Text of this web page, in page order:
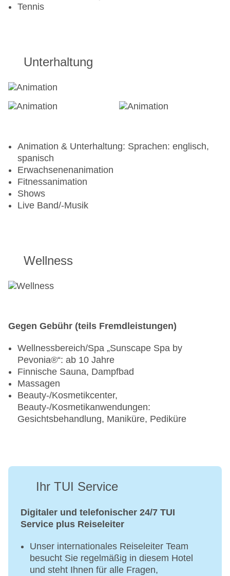
Bar „All-Star Sports Bar“
Tennis
Unterhaltung
Animation & Unterhaltung: Sprachen: englisch,
spanisch
Erwachsenenanimation
Fitnessanimation
Shows
Live Band/-Musik
Wellness
Gegen Gebühr (teils Fremdleistungen)
Wellnessbereich/Spa „Sunscape Spa by
Pevonia®“: ab 10 Jahre
Finnische Sauna, Dampfbad
Massagen
Beauty-/Kosmetikcenter,
Beauty-/Kosmetikanwendungen:
Gesichtsbehandlung, Maniküre, Pediküre
Ihr TUI Service
Digitaler und telefonischer 24/7 TUI
Service plus Reiseleiter
Unser internationales Reiseleiter Team
besucht Sie regelmäßig in diesem Hotel
und steht Ihnen für alle Fragen,